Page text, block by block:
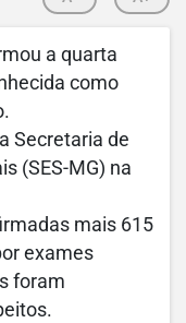
a quarta
como
Secretaria de
(SES-MG) na
mais 615
exames
foram